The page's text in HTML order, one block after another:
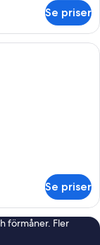
Se priser
säng med vita
Se priser
förmåner. Fler